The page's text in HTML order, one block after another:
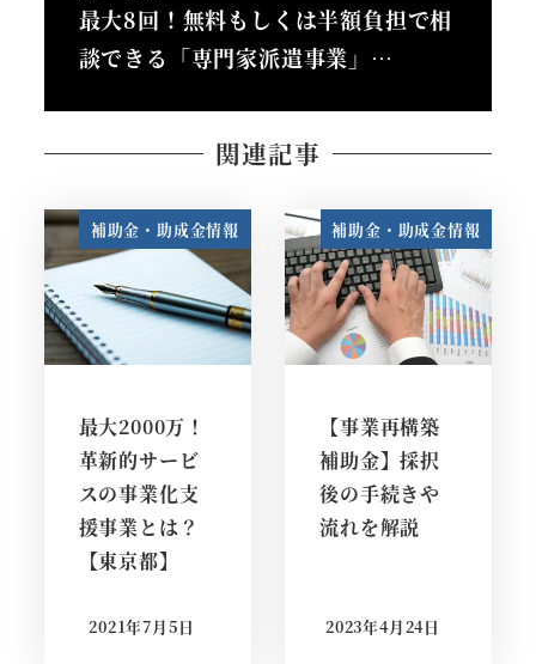
最大8回！無料もしくは半額負担で相
談できる「専門家派遣事業」…
関連記事
補助金・助成金情報
最大2000万！
革新的サービ
スの事業化支
援事業とは？
【東京都】
投稿日
2021年7月5日
補助金・助成金情報
【事業再構築
補助金】採択
後の手続きや
流れを解説
投稿日
2023年4月24日